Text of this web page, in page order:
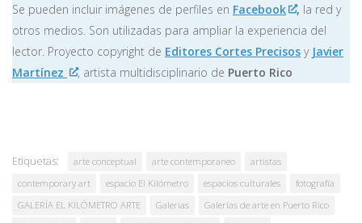
Se pueden incluir imágenes de perfiles en Facebook , la red y
otros medios. Son utilizadas para ampliar la experiencia del
lector. Proyecto copyright de Editores Cortes Precisos y Javier
Martínez
, artista multidisciplinario de Puerto Rico
Etiquetas: arte conceptual arte contemporaneo
artistas
contemporary art
espacio El Kilómetro espacios culturales
fotografía
GALERÍA EL KILÓMETRO ARTE
Galerias
Galerías de arte en Puerto Rico